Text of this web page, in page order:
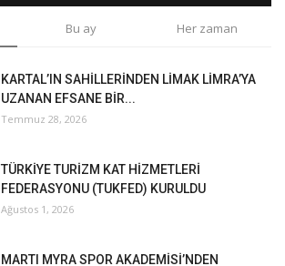
Bu ay Her zaman
KARTAL’IN SAHİLLERİNDEN LİMAK LİMRA’YA
UZANAN EFSANE BİR...
Temmuz 28, 2026
TÜRKİYE TURİZM KAT HİZMETLERİ
FEDERASYONU (TUKFED) KURULDU
Ağustos 1, 2026
MARTI MYRA SPOR AKADEMİSİ’NDEN